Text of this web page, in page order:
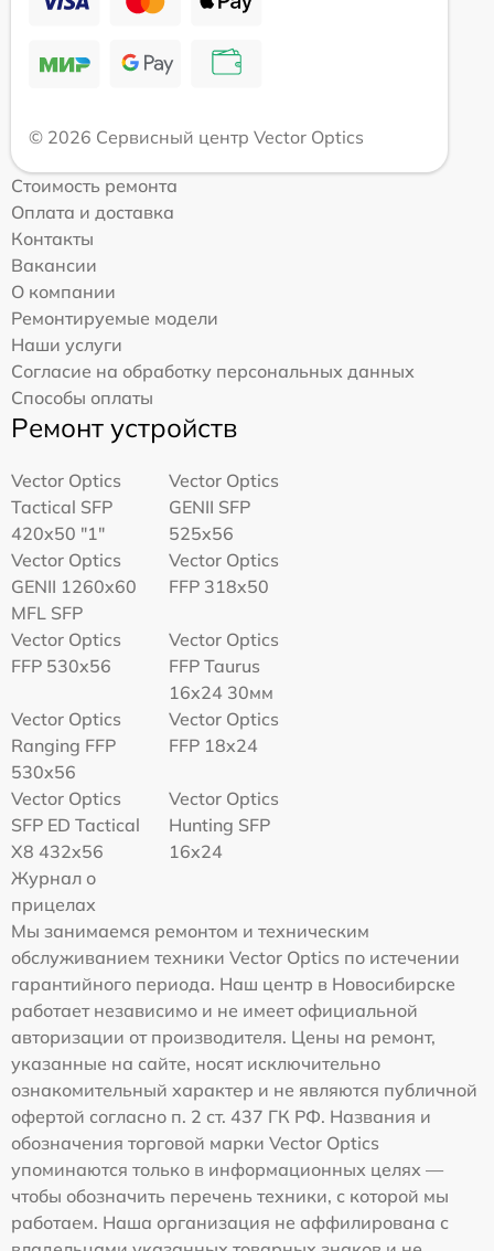
© 2026 Сервисный центр Vector Optics
Стоимость ремонта
Оплата и доставка
Контакты
Вакансии
О компании
Ремонтируемые модели
Наши услуги
Согласие на обработку персональных данных
Способы оплаты
Ремонт устройств
Vector Optics
Tactical SFP
420x50 "1"
Vector Optics
GENII SFP
525x56
Vector Optics
GENII 1260x60
MFL SFP
Vector Optics
FFP 318x50
Vector Optics
FFP 530x56
Vector Optics
FFP Taurus
16x24 30мм
Vector Optics
Ranging FFP
530x56
Vector Optics
FFP 18x24
Vector Optics
SFP ED Tactical
X8 432x56
Vector Optics
Hunting SFP
16x24
Журнал о
прицелах
Мы занимаемся ремонтом и техническим
обслуживанием техники Vector Optics по истечении
гарантийного периода. Наш центр в Новосибирске
работает независимо и не имеет официальной
авторизации от производителя. Цены на ремонт,
указанные на сайте, носят исключительно
ознакомительный характер и не являются публичной
офертой согласно п. 2 ст. 437 ГК РФ. Названия и
обозначения торговой марки Vector Optics
упоминаются только в информационных целях —
чтобы обозначить перечень техники, с которой мы
работаем. Наша организация не аффилирована с